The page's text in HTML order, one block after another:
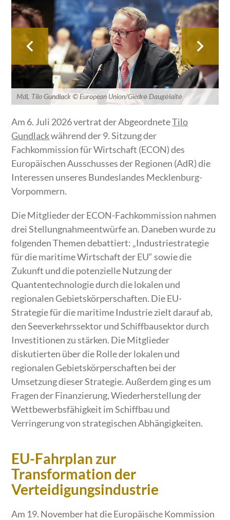
MdL Tilo Gundlack © European Union/Giedrė Daugėlaitė
Am 6. Juli 2026 vertrat der AbgeordneteTilo
Gundlackwährend der 9. Sitzung der
Fachkommission für Wirtschaft (ECON) des
Europäischen Ausschusses der Regionen (AdR) die
Interessen unseres Bundeslandes Mecklenburg-
Vorpommern.
Die Mitglieder der ECON-Fachkommission nahmen
drei Stellungnahmeentwürfe an. Daneben wurde zu
folgenden Themen debattiert: „Industriestrategie
für die maritime Wirtschaft der EU“ sowie die
Zukunft und die potenzielle Nutzung der
Quantentechnologie durch die lokalen und
regionalen Gebietskörperschaften. Die EU-
Strategie für die maritime Industrie zielt darauf ab,
den Seeverkehrssektor und Schiffbausektor durch
Investitionen zu stärken. Die Mitglieder
diskutierten über die Rolle der lokalen und
regionalen Gebietskörperschaften bei der
Umsetzung dieser Strategie. Außerdem ging es um
Fragen der Finanzierung, Wiederherstellung der
Wettbewerbsfähigkeit im Schiffbau und
Verringerung von strategischen Abhängigkeiten.
EU-Fahrplan zur
Transformation der
Verteidigungsindustrie
Am 19. November hat die Europäische Kommission